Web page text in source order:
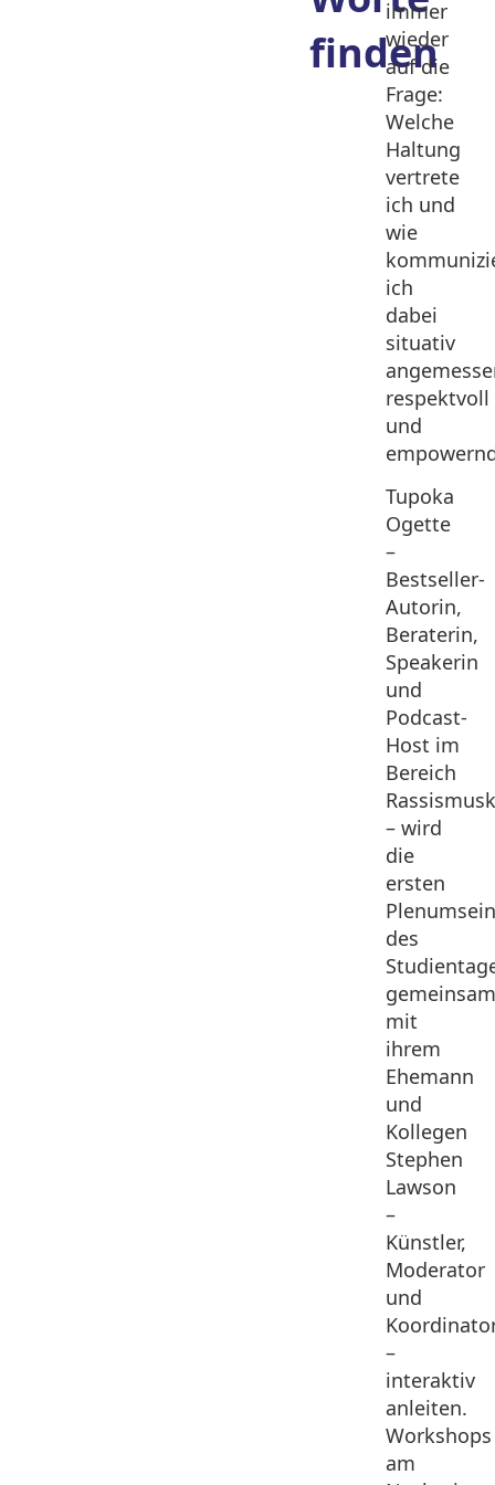
finden
immer
wieder
auf die
Frage:
Welche
Haltung
vertrete
ich und
wie
ich
dabei
situativ
respektvoll
und
Tupoka
Ogette
–
Bestseller-
Autorin,
Beraterin,
Speakerin
und
Podcast-
Host im
Bereich
– wird
die
ersten
des
mit
ihrem
Ehemann
und
Kollegen
Stephen
Lawson
–
Künstler,
Moderator
und
–
interaktiv
anleiten.
Workshops
am